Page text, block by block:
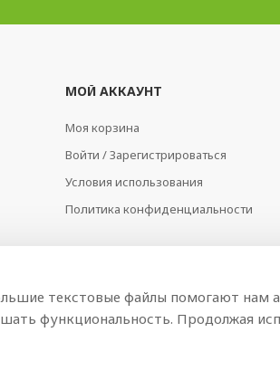
МОЙ АККАУНТ
Моя корзина
Войти / Зарегистрироваться
Условия использования
Политика конфиденциальности
текстовые файлы помогают нам
функциональность. Продолжая